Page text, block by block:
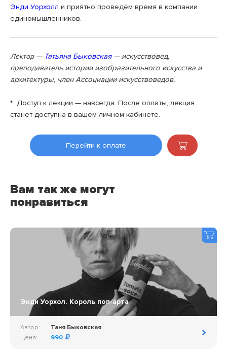
Энди Уорхолл и приятно проведём время в компании
единомышленников.
Лектор— Татьяна Быковская— искусствовед,
преподаватель истории изобразительного искусства и
архитектуры, член Ассоциации искусствоведов.
* Доступ к лекции — навсегда. После оплаты, лекция
станет доступна в вашем личном кабинете.
Перейти к оплате
Вам так же могут
понравиться
Энди Уорхол. Король поп-арта
Автор:
Таня Быковская
Цена:
990